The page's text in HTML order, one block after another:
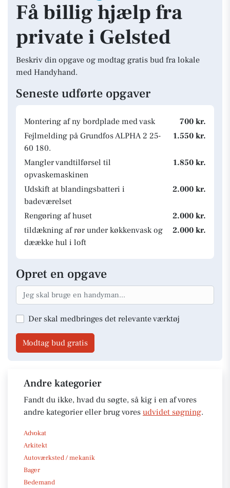
Få billig hjælp fra
private i Gelsted
Beskriv din opgave og modtag gratis bud fra lokale
med Handyhand.
Seneste udførte opgaver
Montering af ny bordplade med vask
700 kr.
Fejlmelding på Grundfos ALPHA 2 25-
60 180.
1.550 kr.
Mangler vandtilførsel til
opvaskemaskinen
1.850 kr.
Udskift at blandingsbatteri i
badeværelset
2.000 kr.
Rengøring af huset
2.000 kr.
tildækning af rør under køkkenvask og
dæække hul i loft
2.000 kr.
Opret en opgave
Der skal medbringes det relevante værktøj
Modtag bud gratis
Andre kategorier
Fandt du ikke, hvad du søgte, så kig i en af vores
andre kategorier eller brug vores udvidet søgning.
Advokat
Arkitekt
Autoværksted / mekanik
Bager
Bedemand